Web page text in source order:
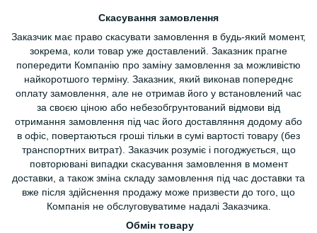
Скасування замовлення
Заказчик має право скасувати замовлення в будь-який момент,
зокрема, коли товар уже доставлений. Заказник прагне
попередити Компанію про заміну замовлення за можливістю
найкоротшого терміну. Заказник, який виконав попереднє
оплату замовлення, але не отримав його у встановлений час
за своєю ціною або небезобгрунтований відмови від
отримання замовлення під час його доставляння додому або
в офіс, повертаються гроші тільки в сумі вартості товару (без
транспортних витрат). Заказчик розуміє і погоджується, що
повторювані випадки скасування замовлення в момент
доставки, а також зміна складу замовлення під час доставки та
вже після здійснення продажу може призвести до того, що
Компанія не обслуговуватиме надалі Заказчика.
Обмін товару